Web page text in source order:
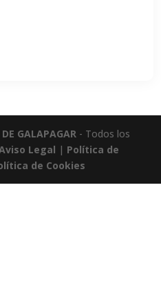
GALAPAGAR- Todos los
Legal | Política de
de Cookies